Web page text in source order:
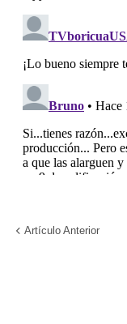
Artículo Anterior